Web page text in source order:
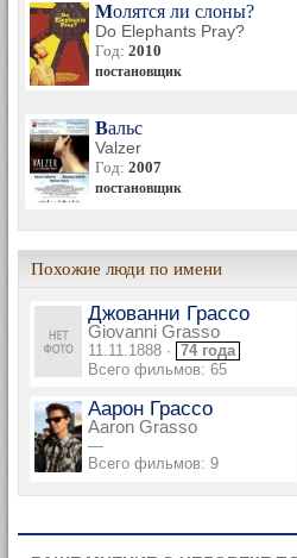
Молятся ли слоны?
Do Elephants Pray?
Год: 2010
постановщик
Вальс
Valzer
Год: 2007
постановщик
Похожие люди по имени
Джованни Грассо
Giovanni Grasso
11.11.1888 · 74 года
Всего фильмов: 65
Аарон Грассо
Aaron Grasso
—
Всего фильмов: 9